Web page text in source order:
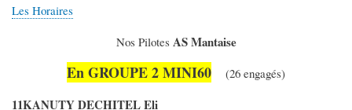
Les Horaires
Nos Pilotes AS Mantaise
En GROUPE 2 MINI60 (26 engagés)
11KANUTY DECHITEL Eli